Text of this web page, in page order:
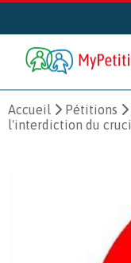
Accueil Pétitions
l'interdiction du